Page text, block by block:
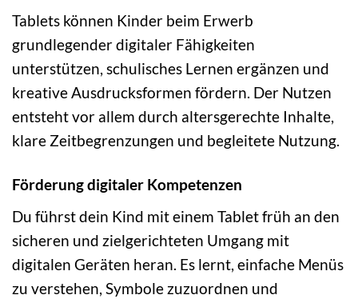
Tablets können Kinder beim Erwerb
grundlegender digitaler Fähigkeiten
unterstützen, schulisches Lernen ergänzen und
kreative Ausdrucksformen fördern. Der Nutzen
entsteht vor allem durch altersgerechte Inhalte,
klare Zeitbegrenzungen und begleitete Nutzung.
Förderung digitaler Kompetenzen
Du führst dein Kind mit einem Tablet früh an den
sicheren und zielgerichteten Umgang mit
digitalen Geräten heran. Es lernt, einfache Menüs
zu verstehen, Symbole zuzuordnen und